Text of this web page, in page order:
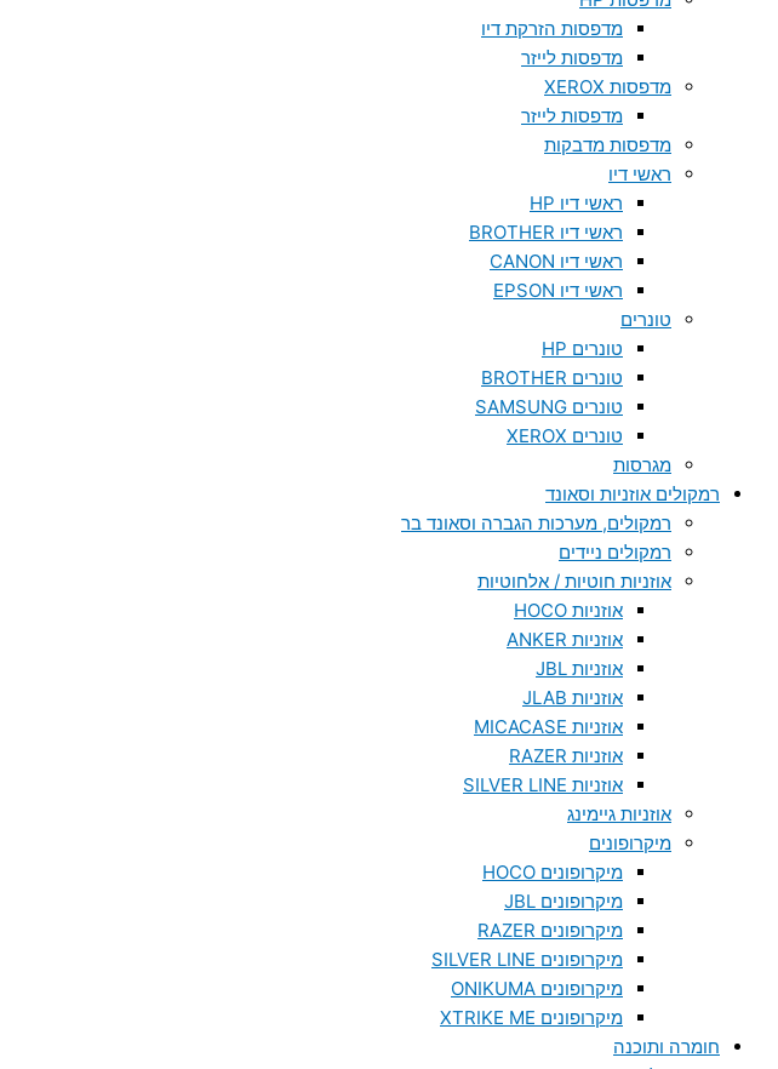
מדפסות הזרקת דיו
מדפסות לייזר
מדפסות XEROX
מדפסות לייזר
מדפסות מדבקות
ראשי דיו
ראשי דיו HP
ראשי דיו BROTHER
ראשי דיו CANON
ראשי דיו EPSON
טונרים
טונרים HP
טונרים BROTHER
טונרים SAMSUNG
טונרים XEROX
מגרסות
רמקולים אוזניות וסאונד
רמקולים, מערכות הגברה וסאונד בר
רמקולים ניידים
אוזניות חוטיות / אלחוטיות
אוזניות HOCO
אוזניות ANKER
אוזניות JBL
אוזניות JLAB
אוזניות MICACASE
אוזניות RAZER
אוזניות SILVER LINE
אוזניות גיימינג
מיקרופונים
מיקרופונים HOCO
מיקרופונים JBL
מיקרופונים RAZER
מיקרופונים SILVER LINE
מיקרופונים ONIKUMA
מיקרופונים XTRIKE ME
חומרה ותוכנה